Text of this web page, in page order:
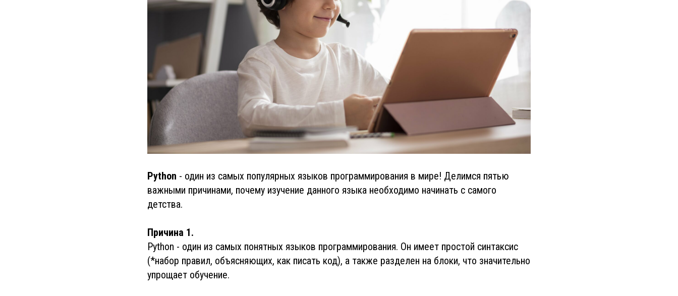
Python - один из самых популярных языков программирования в мире! Делимся пятью
важными причинами, почему изучение данного языка необходимо начинать с самого
детства.
Причина 1.
Python - один из самых понятных языков программирования. Он имеет простой синтаксис
(*набор правил, объясняющих, как писать код), а также разделен на блоки, что значительно
упрощает обучение.